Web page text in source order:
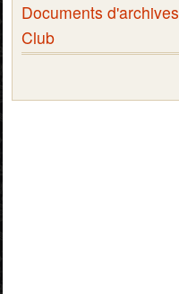
Documents d'archives
Club